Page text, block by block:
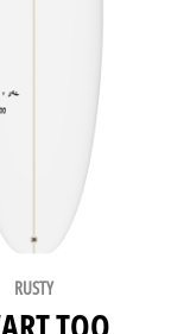
RUSTY